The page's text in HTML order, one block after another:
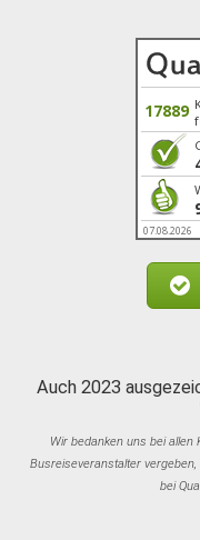
17889
07.08.2026
Auch 2023
Wir bedanken uns bei allen
Busreiseveranstalter
bei